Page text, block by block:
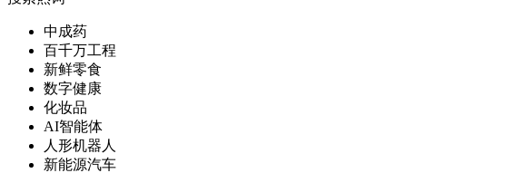
中成药
百千万工程
新鲜零食
数字健康
化妆品
AI智能体
人形机器人
新能源汽车